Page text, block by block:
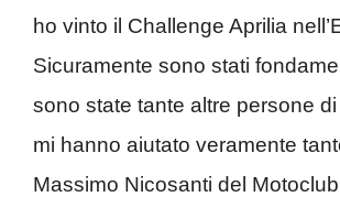
ho vinto il Challenge Aprilia
Sicuramente sono stati
sono state tante altre persone
mi hanno aiutato veramente
Massimo Nicosanti del